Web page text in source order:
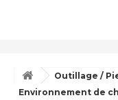
Outillage /
Environnement de